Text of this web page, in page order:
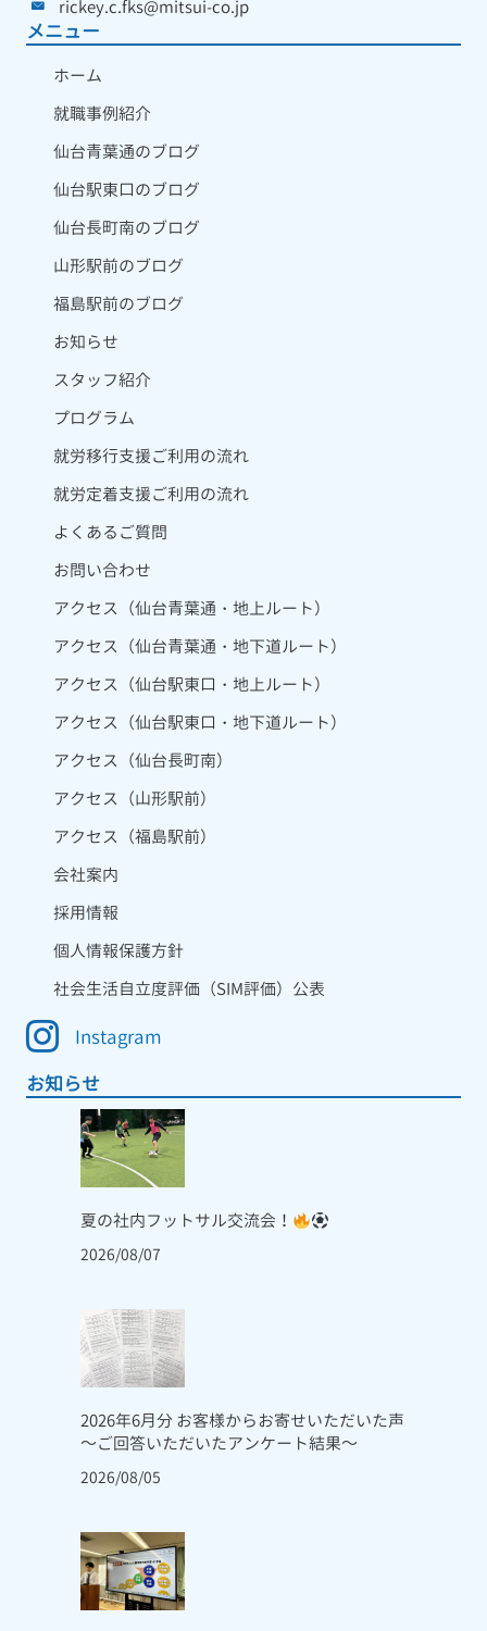
rickey.c.fks@mitsui-co.jp
メニュー
ホーム
就職事例紹介
仙台青葉通のブログ
仙台駅東口のブログ
仙台長町南のブログ
山形駅前のブログ
福島駅前のブログ
お知らせ
スタッフ紹介
プログラム
就労移行支援ご利用の流れ
就労定着支援ご利用の流れ
よくあるご質問
お問い合わせ
アクセス（仙台青葉通・地上ルート）
アクセス（仙台青葉通・地下道ルート）
アクセス（仙台駅東口・地上ルート）
アクセス（仙台駅東口・地下道ルート）
アクセス（仙台長町南）
アクセス（山形駅前）
アクセス（福島駅前）
会社案内
採用情報
個人情報保護方針
社会生活自立度評価（SIM評価）公表
Instagram
お知らせ
夏の社内フットサル交流会！
2026/08/07
2026年6月分 お客様からお寄せいただいた声
～ご回答いただいたアンケート結果～
2026/08/05